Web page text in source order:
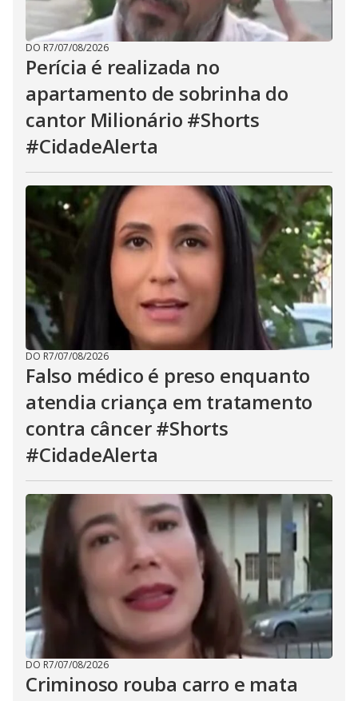
DO R7/07/08/2026
Perícia é realizada no
apartamento de sobrinha do
cantor Milionário #Shorts
#CidadeAlerta
DO R7/07/08/2026
Falso médico é preso enquanto
atendia criança em tratamento
contra câncer #Shorts
#CidadeAlerta
DO R7/07/08/2026
Criminoso rouba carro e mata